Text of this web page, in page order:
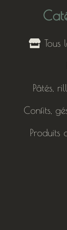
Tous
Pâtés,
Confits,
Produits